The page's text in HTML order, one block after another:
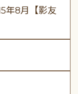
年8月【影友